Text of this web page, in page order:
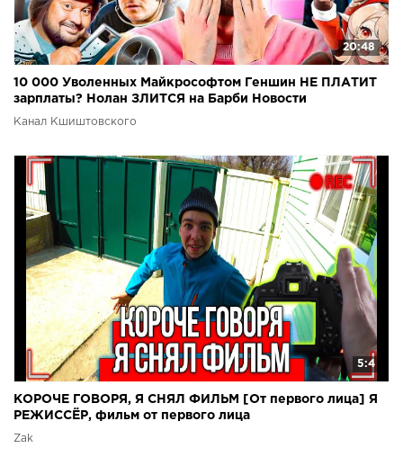
20:48
10 000 Уволенных Майкрософтом Геншин НЕ ПЛАТИТ
зарплаты? Нолан ЗЛИТСЯ на Барби Новости
Канал Кшиштовского
5:4
КОРОЧЕ ГОВОРЯ, Я СНЯЛ ФИЛЬМ [От первого лица] Я
РЕЖИССЁР, фильм от первого лица
Zak